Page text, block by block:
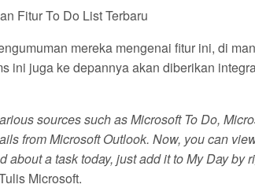
mereka mengenai fitur ini, di
ini juga ke depannya akan diberikan
sources such as Microsoft To Do,
from Microsoft Outlook. Now, you can
about a task today, just add it to My Day by
Microsoft.